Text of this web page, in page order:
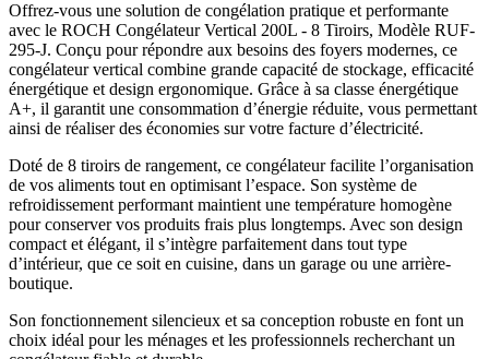
Offrez-vous une solution de congélation pratique et performante
avec le ROCH Congélateur Vertical 200L - 8 Tiroirs, Modèle RUF-
295-J. Conçu pour répondre aux besoins des foyers modernes, ce
congélateur vertical combine grande capacité de stockage, efficacité
énergétique et design ergonomique. Grâce à sa classe énergétique
A+, il garantit une consommation d’énergie réduite, vous permettant
ainsi de réaliser des économies sur votre facture d’électricité.
Doté de 8 tiroirs de rangement, ce congélateur facilite l’organisation
de vos aliments tout en optimisant l’espace. Son système de
refroidissement performant maintient une température homogène
pour conserver vos produits frais plus longtemps. Avec son design
compact et élégant, il s’intègre parfaitement dans tout type
d’intérieur, que ce soit en cuisine, dans un garage ou une arrière-
boutique.
Son fonctionnement silencieux et sa conception robuste en font un
choix idéal pour les ménages et les professionnels recherchant un